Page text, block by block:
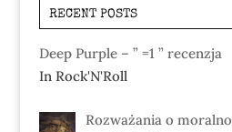
RECENT POSTS
Deep Purple – ” =1 ” recenzja
In Rock'N'Roll
Rozważania o